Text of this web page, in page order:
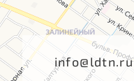
info@ldtn.ru